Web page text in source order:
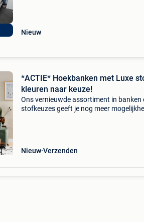
Nieuw
*ACTIE* Hoekbanken met Luxe
kleuren naar keuze!
Ons vernieuwde assortiment in banken
stofkeuzes geeft je nog meer
Nieuw Verzenden